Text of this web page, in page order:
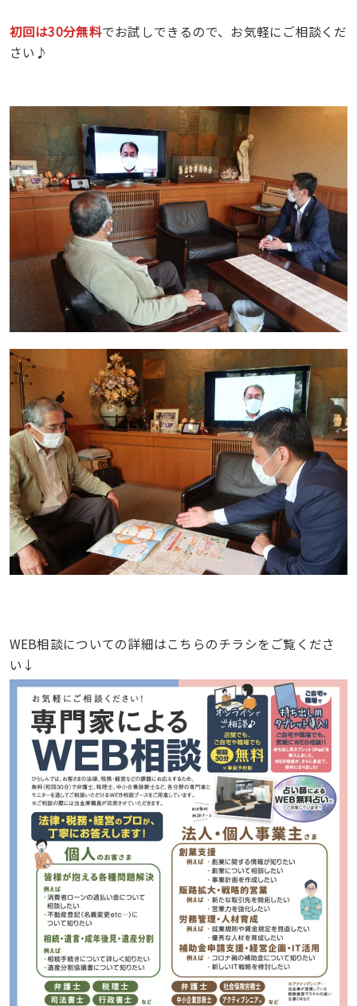
初回は30分無料でお試しできるので、お気軽にご相談くだ
さい♪
WEB相談についての詳細はこちらのチラシをご覧くださ
い↓